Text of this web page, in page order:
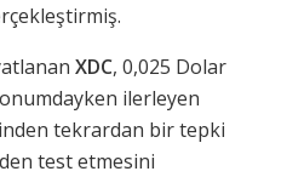
XDC, 0,025 Dolar
ilerleyen
tekrardan bir tepki
test etmesini